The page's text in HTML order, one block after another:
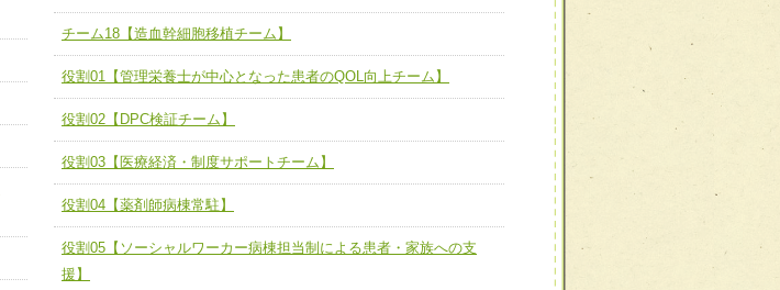
チーム18【造血幹細胞移植チーム】
役割01【管理栄養士が中心となった患者のQOL向上チーム】
役割02【DPC検証チーム】
役割03【医療経済・制度サポートチーム】
役割04【薬剤師病棟常駐】
役割05【ソーシャルワーカー病棟担当制による患者・家族へ
の支援】
チーム18【造血幹細胞移植チーム】
役割01【管理栄養士が中心となった患者のQOL向上チーム】
役割02【DPC検証チーム】
役割03【医療経済・制度サポートチーム】
役割04【薬剤師病棟常駐】
役割05【ソーシャルワーカー病棟担当制による患者・家族への支
援】